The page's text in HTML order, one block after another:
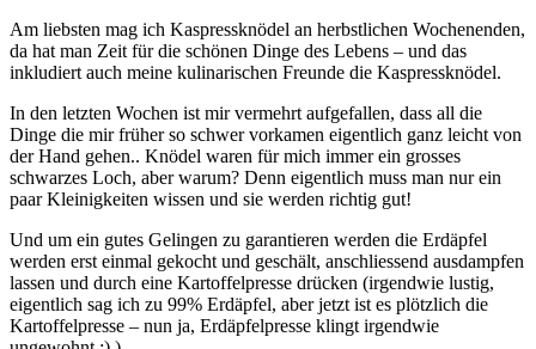
Am liebsten mag ich Kaspressknödel an herbstlichen Wochenenden,
da hat man Zeit für die schönen Dinge des Lebens – und das
inkludiert auch meine kulinarischen Freunde die Kaspressknödel.
In den letzten Wochen ist mir vermehrt aufgefallen, dass all die
Dinge die mir früher so schwer vorkamen eigentlich ganz leicht von
der Hand gehen.. Knödel waren für mich immer ein grosses
schwarzes Loch, aber warum? Denn eigentlich muss man nur ein
paar Kleinigkeiten wissen und sie werden richtig gut!
Und um ein gutes Gelingen zu garantieren werden die Erdäpfel
werden erst einmal gekocht und geschält, anschliessend ausdampfen
lassen und durch eine Kartoffelpresse drücken (irgendwie lustig,
eigentlich sag ich zu 99% Erdäpfel, aber jetzt ist es plötzlich die
Kartoffelpresse – nun ja, Erdäpfelpresse klingt irgendwie